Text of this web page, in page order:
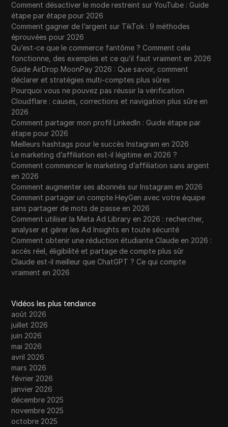
Comment désactiver le mode restreint sur YouTube : Guide
étape par étape pour 2026
Comment gagner de l’argent sur TikTok : 9 méthodes
éprouvées pour 2026
Qu’est-ce que le commerce fantôme ? Comment cela
fonctionne, des exemples et ce qu’il faut vraiment en 2026
Guide AirDrop MoonPay 2026 : Que savoir, comment
déclarer et stratégies multi-comptes plus sûres
Pourquoi vous ne pouvez pas réussir la vérification
Cloudflare : causes, corrections et navigation plus sûre en
2026
Comment partager mon profil LinkedIn : Guide étape par
étape pour 2026
Meilleurs hashtags pour le succès Instagram en 2026
Le marketing d’affiliation est-il légitime en 2026 ?
Comment commencer le marketing d’affiliation sans argent
en 2026
Comment augmenter ses abonnés sur Instagram en 2026
Comment partager un compte HeyGen avec votre équipe
sans partager de mots de passe en 2026
Comment utiliser la Meta Ad Library en 2026 : rechercher,
analyser et gérer les Ad Insights en toute sécurité
Comment obtenir une réduction étudiante Claude en 2026 :
accès réel, éligibilité et partage de compte plus sûr
Claude est-il meilleur que ChatGPT ? Ce qui compte
vraiment en 2026
Vidéos les plus tendance
août 2026
juillet 2026
juin 2026
mai 2026
avril 2026
mars 2026
février 2026
janvier 2026
décembre 2025
novembre 2025
octobre 2025